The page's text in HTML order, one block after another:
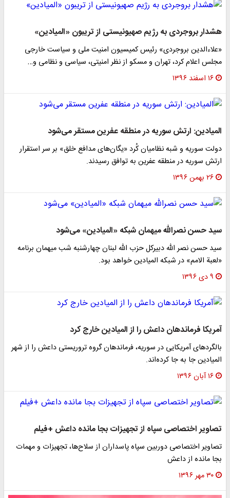
هشدار بروجردی به رژیم صهیونیستی از تریبون «المیادین»
«علاء‌الدین بروجردی» رئیس کمیسیون امنیت ملی و سیاست خارجی
مجلس اعلام کرد، تهران و مسکو از نظر امنیتی، سیاسی و نظامی و…
۱۶ اسفند ۱۳۹۶
المیادین: ارتش سوریه در منطقه عفرین مستقر می‌شود
دولت سوریه و شبه نظامیان کُرد «یگان‌های مدافع خلق» بر سر استقرار
ارتش سوریه در منطقه عفرین به توافق رسیدند.
۲۶ بهمن ۱۳۹۶
سید حسن نصرالله میهمان شبکه «المیادین» می‌شود
سید حسن نصر الله دبیرکل حزب الله لبنان چهارشنبه شب میهمان برنامه
«لعبة الامم» در شبکه المیادین خواهد بود.
۹ دی ۱۳۹۶
آمریکا فرماندهان داعش را از المیادین خارج کرد
بالگردهای آمریکایی در سوریه، فرماندهان گروه تروریستی داعش را از شهر
المیادین جا به جا کرده‌اند.
۱۶ آبان ۱۳۹۶
تصاویر اختصاصی سپاه از تجهیزات بجا مانده داعش +فیلم
تصاویر اختصاصی دوربین سپاه پاسداران از سلاح‌ها، تجهیزات و مهمات
بجا مانده از داعش
۳۰ مهر ۱۳۹۶